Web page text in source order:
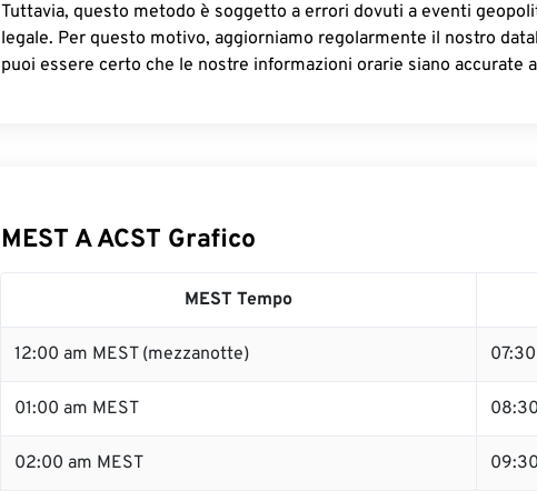
Tuttavia, questo metodo è soggetto a errori dovuti a eventi
legale. Per questo motivo, aggiorniamo regolarmente il nostro
puoi essere certo che le nostre informazioni orarie siano accurate
MEST A ACST Grafico
MEST Tempo
12:00 am MEST (mezzanotte)
01:00 am MEST
02:00 am MEST